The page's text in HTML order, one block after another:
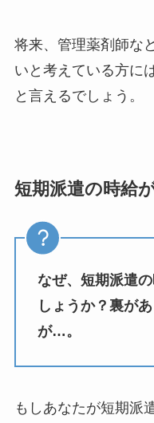
将来、管理薬剤師な
いと考えている方に
と言えるでしょう。
短期派遣の時給
なぜ、短期派遣
しょうか？裏が
が…。
もしあなたが短期派